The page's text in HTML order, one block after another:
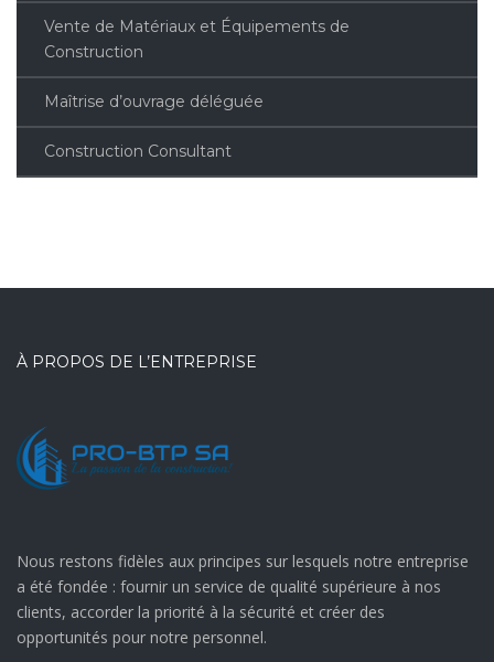
Vente de Matériaux et Équipements de
Construction
Maîtrise d’ouvrage déléguée
Construction Consultant
À PROPOS DE L’ENTREPRISE
Nous restons fidèles aux principes sur lesquels notre entreprise
a été fondée : fournir un service de qualité supérieure à nos
clients, accorder la priorité à la sécurité et créer des
opportunités pour notre personnel.